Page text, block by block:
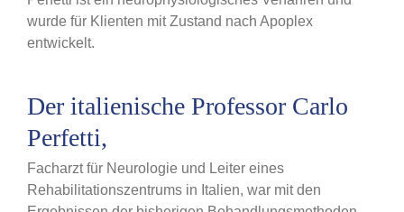
wurde für Klienten mit Zustand nach Apoplex
entwickelt.
Der italienische Professor Carlo
Perfetti,
Facharzt für Neurologie und Leiter eines
Rehabilitationszentrums in Italien, war mit den